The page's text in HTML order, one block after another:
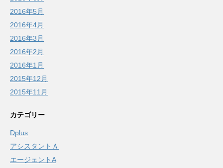
2016年5月
2016年4月
2016年3月
2016年2月
2016年1月
2015年12月
2015年11月
カテゴリー
Dplus
アシスタントＡ
エージェントA